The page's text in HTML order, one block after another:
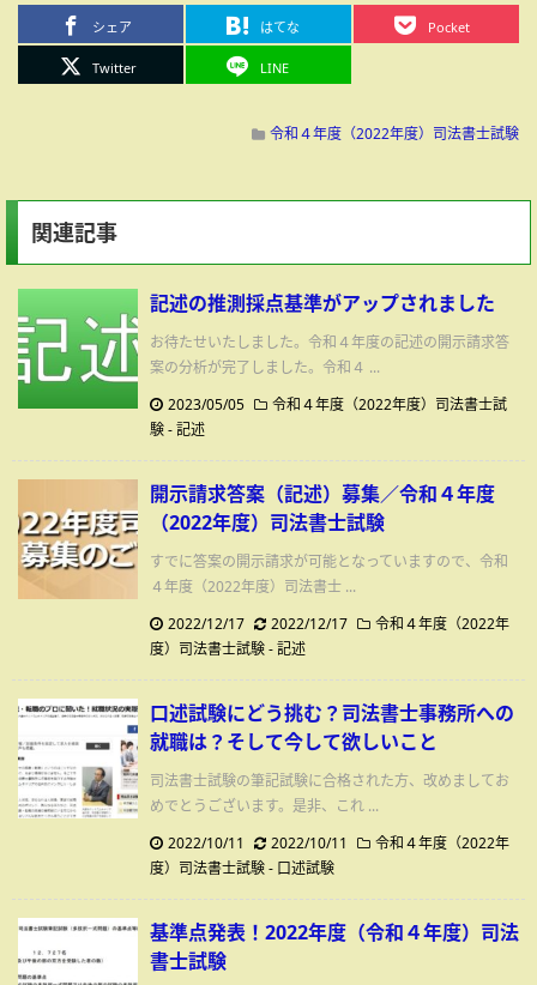
シェア はてな Pocket
Twitter LINE
令和４年度（2022年度）司法書士試験
関連記事
記述の推測採点基準がアップされました
お待たせいたしました。令和４年度の記述の開示請求答
案の分析が完了しました。令和４ ...
2023/05/05
令和４年度（2022年度）司法書士試
験-記述
開示請求答案（記述）募集／令和４年度
（2022年度）司法書士試験
すでに答案の開示請求が可能となっていますので、令和
４年度（2022年度）司法書士 ...
2022/12/17
2022/12/17
令和４年度（2022年
度）司法書士試験-記述
口述試験にどう挑む？司法書士事務所への
就職は？そして今して欲しいこと
司法書士試験の筆記試験に合格された方、改めましてお
めでとうございます。是非、これ ...
2022/10/11
2022/10/11
令和４年度（2022年
度）司法書士試験- 口述試験
基準点発表！2022年度（令和４年度）司法
書士試験